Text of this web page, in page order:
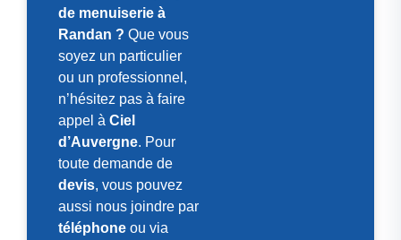
de menuiserie à
Randan ? Que vous
soyez un particulier
ou un professionnel,
n’hésitez pas à faire
appel à Ciel
d’Auvergne. Pour
toute demande de
devis, vous pouvez
aussi nous joindre par
téléphone ou via